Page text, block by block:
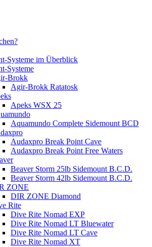
Systeme im Überblick
Systeme
Brokk
Agir-Brokk Ratatosk
Apeks WSX 25
Aquamundo Complete Sidemount BCD
Audaxpro Break Point Cave
Audaxpro Break Point Free Waters
Beaver Storm 25lb Sidemount B.C.D.
Beaver Storm 42lb Sidemount B.C.D.
ZONE
DIR ZONE Diamond
Rite
Dive Rite Nomad EXP
Dive Rite Nomad LT Bluewater
Dive Rite Nomad LT Cave
Dive Rite Nomad XT